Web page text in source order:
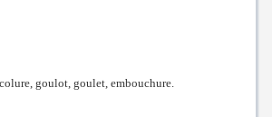
goulot, goulet, embouchure.